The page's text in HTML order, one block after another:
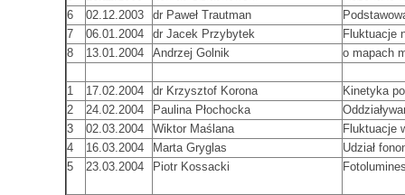
6
02.12.2003 dr Paweł Trautman
7
06.01.2004 dr Jacek Przybytek
Fluktuacje
8
13.01.2004 Andrzej Golnik o mapach
1 17.02.2004 dr Krzysztof Korona
Kinetyka
2
24.02.2004 Paulina Płochocka
3
02.03.2004 Wiktor Maślana
Fluktuacje
4
16.03.2004 Marta Gryglas
Udział
5
23.03.2004 Piotr Kossacki